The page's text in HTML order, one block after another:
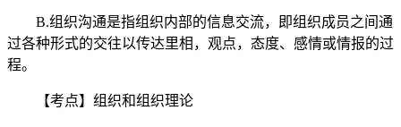
B.组织沟通是指组织内部的信息交流，即组织成员之间通
过各种形式的交往以传达里相，观点，态度、感情或情报的过
程。
【考点】组织和组织理论